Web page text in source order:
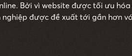
Bởi vì website được tối ưu hóa
nghiệp được đề xuất tới gần hơn